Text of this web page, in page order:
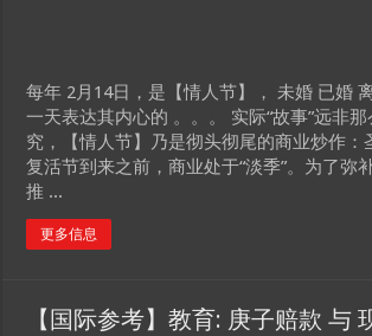
每年 2月14日，是【情人节】， 未婚 已婚
一天表达其内心的 。。。 实际“故事”远非
究，【情人节】乃是彻头彻尾的商业炒作：
复活节到来之前，商业处于“淡季”。为了弥
推 ...
更多信息
【国际参考】教育: 庚子赔款 与